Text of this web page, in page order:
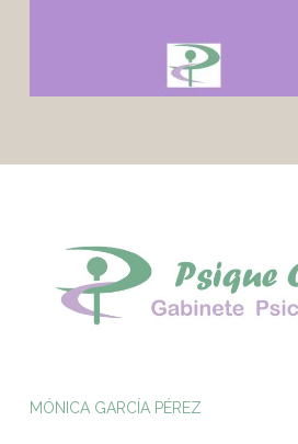
MÓNICA GARCÍA PÉREZ